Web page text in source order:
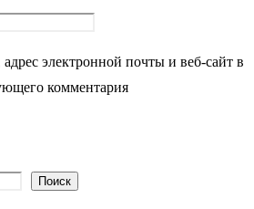
электронной почты и веб-сайт в
комментария
Поиск